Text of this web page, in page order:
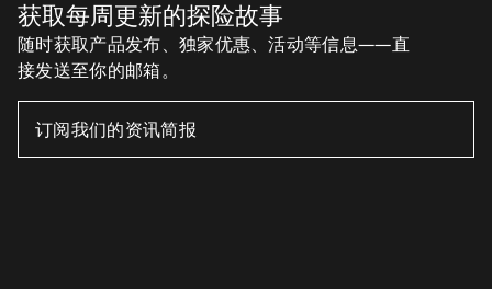
获取每周更新的探险故事
随时获取产品发布、独家优惠、活动等信息——直
接发送至你的邮箱。